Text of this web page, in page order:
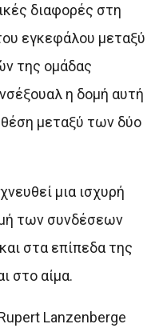
διαφορές στη
εγκεφάλου μεταξύ
της ομάδας
η δομή αυτή
θέση μεταξύ των δύο
μια ισχυρή
των συνδέσεων
στα επίπεδα της
στο αίμα.
Lanzenberge